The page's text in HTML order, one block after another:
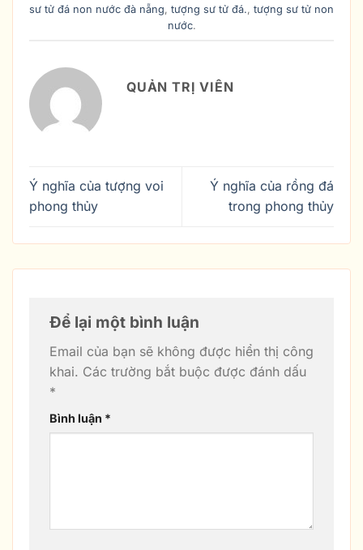
sư tử đá non nước đà nẵng, tượng sư tử đá., tượng sư tử non
nước.
QUẢN TRỊ VIÊN
Ý nghĩa của tượng voi
phong thủy
Ý nghĩa của rồng đá
trong phong thủy
Để lại một bình luận
Email của bạn sẽ không được hiển thị công
khai. Các trường bắt buộc được đánh dấu
*
Bình luận *